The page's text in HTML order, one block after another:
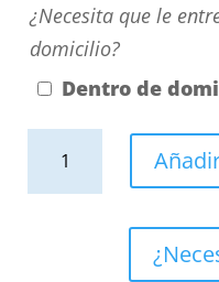
contactando
nosotros.
El
precio
será
¿Necesita
que
le
¿Necesita que le
domicilio?
Dentro de
enmarcado